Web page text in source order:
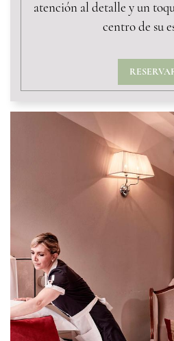
atención al detalle y un
centro de su